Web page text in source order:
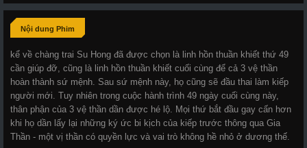
Nội dung Phim
kể về chàng trai Su Hong đã được chọn là linh hồn thuần khiết thứ 49
cần giúp đỡ, cũng là linh hồn thuần khiết cuối cùng để cả 3 vệ thần
hoàn thành sứ mệnh. Sau sứ mệnh này, họ cũng sẽ đầu thai làm kiếp
người mới. Tuy nhiên trong cuộc hành trình 49 ngày cuối cùng này,
thân phận của 3 vệ thần dần được hé lộ. Mọi thứ bắt đầu gay cấn hơn
khi họ dần lấy lại những ký ức bi kịch của kiếp trước thông qua Gia
Thần - một vị thần có quyền lực và vai trò không hề nhỏ ở dương thế.